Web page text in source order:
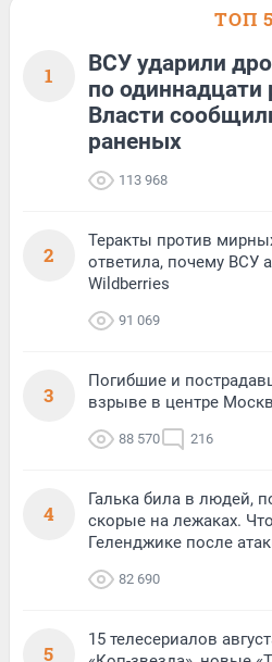
ТОП 5
1
ВСУ ударили
по одиннадцати
Власти
раненых
113 968
2
Теракты против
ответила, почему ВСУ
Wildberries
91 069
3
Погибшие и
взрыве в центре
88 570 216
4
Галька била в людей,
скорые на лежаках.
Геленджике после
82 690
5
15 телесериалов